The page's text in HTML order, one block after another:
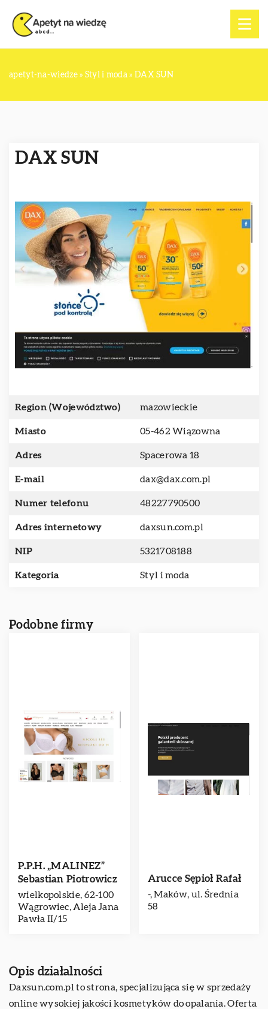
apetyt-na-wiedze» Styl i moda » DAX SUN
DAX SUN
Region (Województwo) mazowieckie
Miasto 05-462 Wiązowna
Adres Spacerowa 18
E-mail dax@dax.com.pl
Numer telefonu 48227790500
Adres internetowy daxsun.com.pl
NIP 5321708188
Kategoria Styl i moda
Podobne firmy
P.P.H. „MALINEZ”
Sebastian Piotrowicz
wielkopolskie, 62-100
Wągrowiec, Aleja Jana
Pawła II/15
Arucce Sępioł Rafał
-, Maków, ul. Średnia
58
Opis działalności
Daxsun.com.pl to strona, specjalizująca się w sprzedaży
online wysokiej jakości kosmetyków do opalania. Oferta